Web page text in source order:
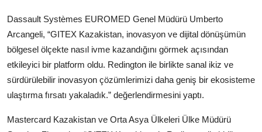
Dassault Systèmes EUROMED Genel Müdürü Umberto
Arcangeli, “GITEX Kazakistan, inovasyon ve dijital dönüşümün
bölgesel ölçekte nasıl ivme kazandığını görmek açısından
etkileyici bir platform oldu. Redington ile birlikte sanal ikiz ve
sürdürülebilir inovasyon çözümlerimizi daha geniş bir ekosisteme
ulaştırma fırsatı yakaladık.” değerlendirmesini yaptı.
Mastercard Kazakistan ve Orta Asya Ülkeleri Ülke Müdürü